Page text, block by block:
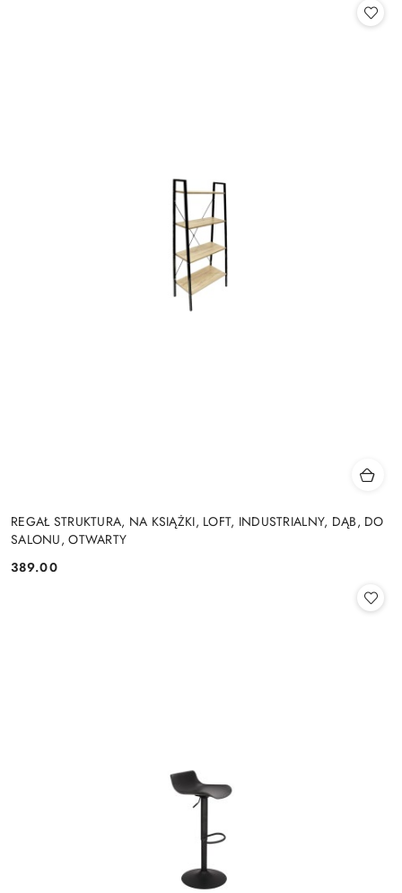
REGAŁ STRUKTURA, NA KSIĄŻKI, LOFT, INDUSTRIALNY, DĄB, DO
SALONU, OTWARTY
Cena:
389.00